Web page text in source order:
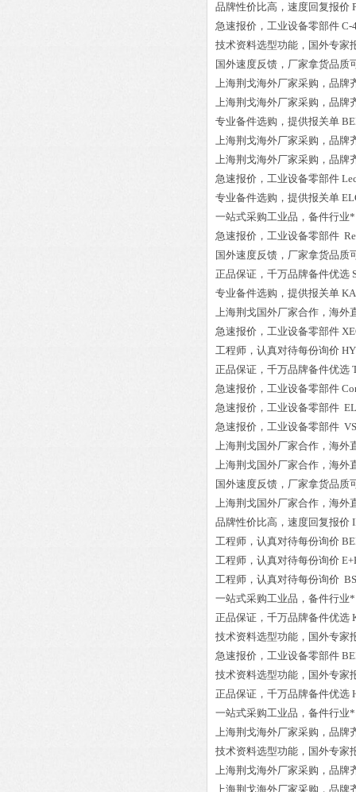
品牌性价比高 ，速度回复报价
急速报价， 工业设备零部件 C-
技术资料选型功能，国外专家
国外速度反馈，厂家拿货品质
上海荆戈海外厂家采购 ，品牌
上海荆戈海外厂家采购 ，品牌
专业备件选购 ，提供报关单
上海荆戈海外厂家采购 ，品牌
上海荆戈海外厂家采购 ，品牌
急速报价， 工业设备零部件
专业备件选购 ，提供报关单
一站式采购工业品 ， 备件行业*
急速报价， 工业设备零部件
国外速度反馈，厂家拿货品质
正品保证 ，千万品牌备件优选
专业备件选购 ，提供报关单
上海荆戈国外厂家合作，海外
急速报价， 工业设备零部件
工程师 ，认真对待每份询价
正品保证 ，千万品牌备件优选
急速报价， 工业设备零部件
急速报价， 工业设备零部件
急速报价， 工业设备零部件
上海荆戈国外厂家合作，海外
上海荆戈国外厂家合作，海外
国外速度反馈，厂家拿货品质
上海荆戈国外厂家合作，海外
品牌性价比高 ，速度回复报价
工程师 ，认真对待每份询价
工程师 ，认真对待每份询价
工程师 ，认真对待每份询价
一站式采购工业品 ， 备件行业*
正品保证 ，千万品牌备件优选
技术资料选型功能，国外专家
急速报价， 工业设备零部件
技术资料选型功能，国外专家
正品保证 ，千万品牌备件优选
一站式采购工业品 ， 备件行业*
上海荆戈海外厂家采购 ，品牌
技术资料选型功能，国外专家
上海荆戈海外厂家采购 ，品牌
上海荆戈海外厂家采购 ，品牌